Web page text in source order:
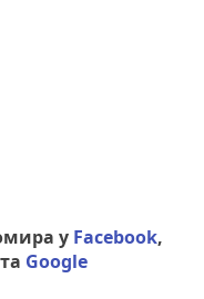
у Facebook,
та Google